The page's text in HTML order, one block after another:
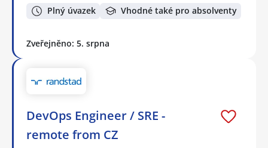
Plný úvazek Vhodné také pro absolventy
Zveřejněno: 5. srpna
DevOps Engineer / SRE -
remote from CZ